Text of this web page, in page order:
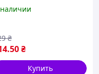
основе винной
.50₴
₴
Купить